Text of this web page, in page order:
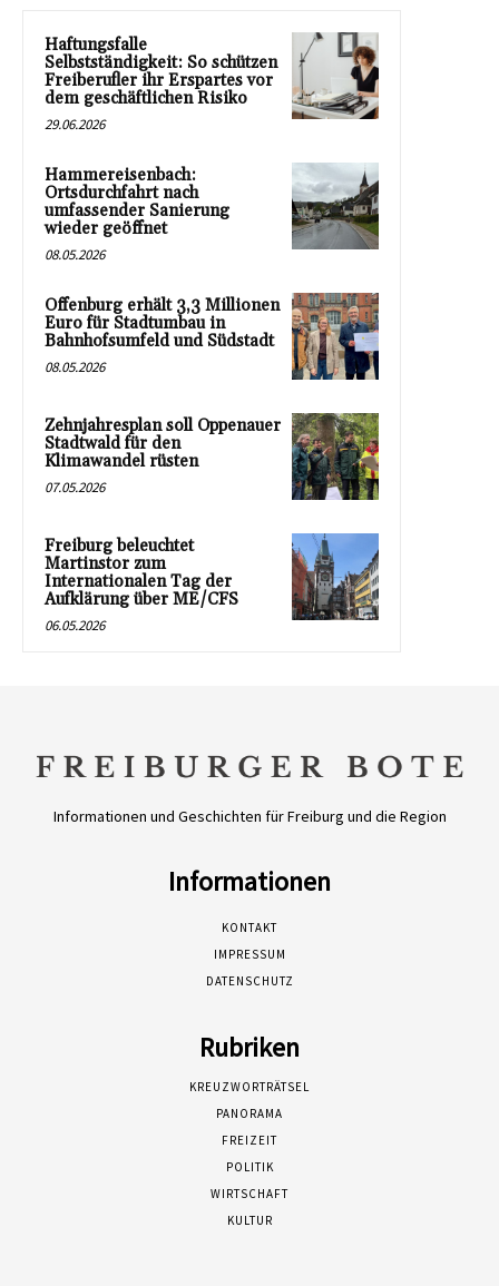
Haftungsfalle
Selbstständigkeit: So schützen
Freiberufler ihr Erspartes vor
dem geschäftlichen Risiko
29.06.2026
Hammereisenbach:
Ortsdurchfahrt nach
umfassender Sanierung
wieder geöffnet
08.05.2026
Offenburg erhält 3,3 Millionen
Euro für Stadtumbau in
Bahnhofsumfeld und Südstadt
08.05.2026
Zehnjahresplan soll Oppenauer
Stadtwald für den
Klimawandel rüsten
07.05.2026
Freiburg beleuchtet
Martinstor zum
Internationalen Tag der
Aufklärung über ME/CFS
06.05.2026
Informationen und Geschichten für Freiburg und die Region
Informationen
KONTAKT
IMPRESSUM
DATENSCHUTZ
Rubriken
KREUZWORTRÄTSEL
PANORAMA
FREIZEIT
POLITIK
WIRTSCHAFT
KULTUR